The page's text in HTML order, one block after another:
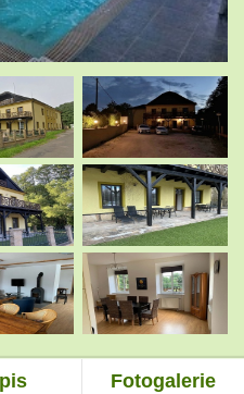
Fotogalerie